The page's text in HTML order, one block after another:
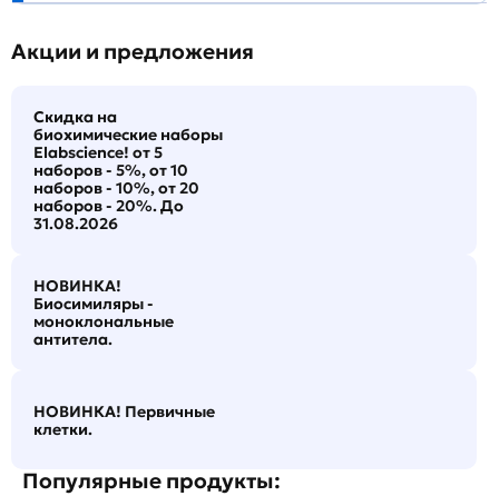
Акции и предложения
Скидка на
биохимические наборы
Elabscience! от 5
наборов - 5%, от 10
наборов - 10%, от 20
наборов - 20%. До
31.08.2026
НОВИНКА!
Биосимиляры -
моноклональные
антитела.
НОВИНКА! Первичные
клетки.
Популярные продукты: